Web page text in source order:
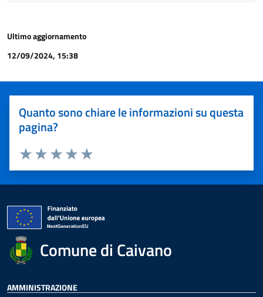
Ultimo aggiornamento
12/09/2024, 15:38
Quanto sono chiare le informazioni su questa
pagina?
Valuta 5 stelle su 5
Valuta 4 stelle su 5
Valuta 3 stelle su 5
Valuta 2 stelle su 5
Valuta 1 stelle su 5
Comune di Caivano
AMMINISTRAZIONE